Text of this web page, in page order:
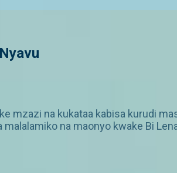
mzazi na kukataa kabisa kurudi
na maonyo kwake Bi